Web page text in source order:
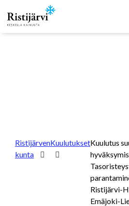
Skip
Ristijärven
kunta
KuulutuksetKuulutus
Ristijärvi-
Emäjoki-